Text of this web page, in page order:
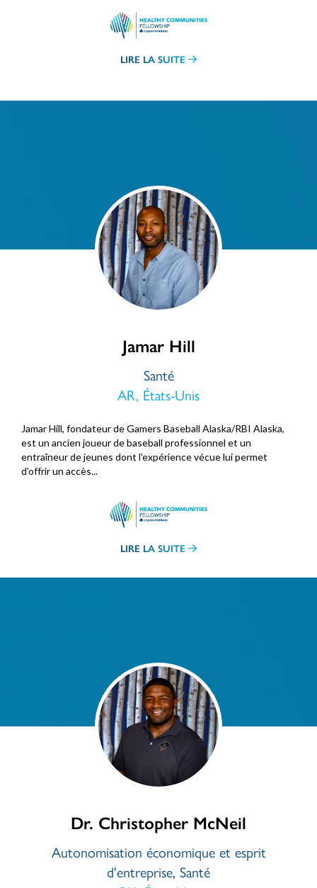
LIRE LA SUITE
Jamar Hill
Santé
AR, États-Unis
Jamar Hill, fondateur de Gamers Baseball Alaska/RBI Alaska,
est un ancien joueur de baseball professionnel et un
entraîneur de jeunes dont l'expérience vécue lui permet
d'offrir un accès...
LIRE LA SUITE
Dr. Christopher McNeil
Autonomisation économique et esprit
d'entreprise, Santé